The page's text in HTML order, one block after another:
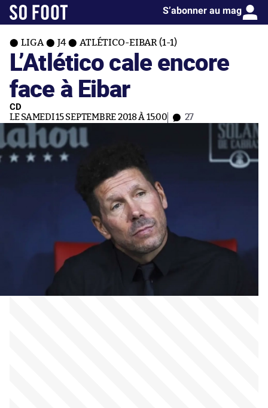
S’abonner au mag
LIGA J4 ATLÉTICO-EIBAR (1-1)
L’Atlético cale encore
face à Eibar
CD
LE SAMEDI 15 SEPTEMBRE 2018 À 15:00 27